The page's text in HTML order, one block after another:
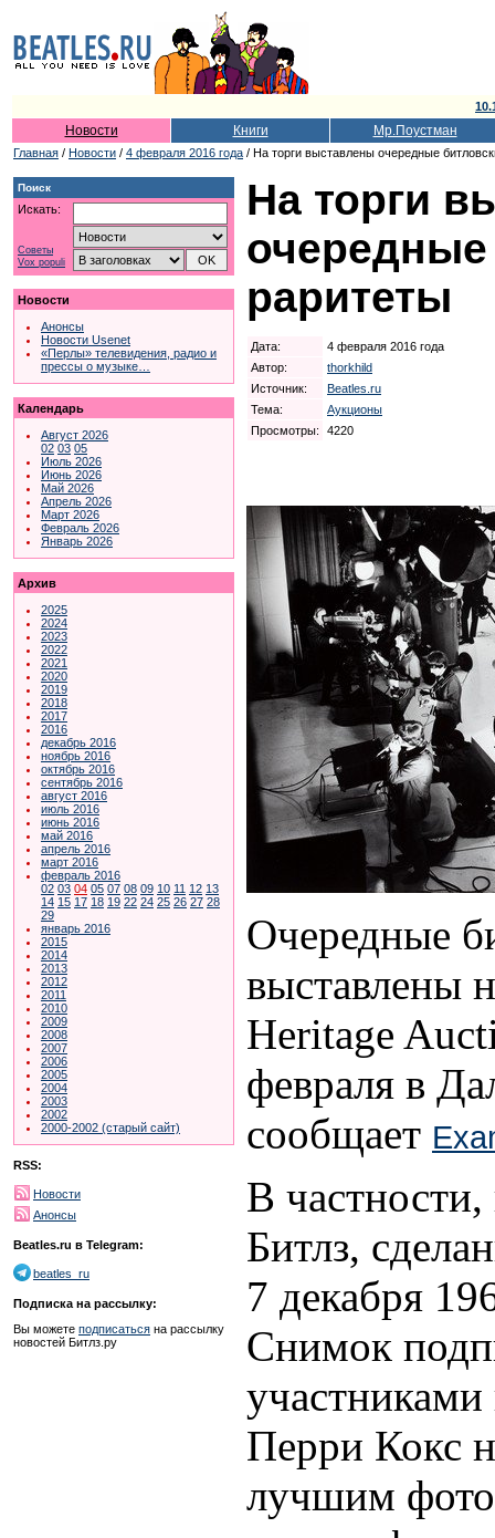
Новости Книги Мр.Поустман
Главная / Новости / 4 февраля 2016 года / На торги выставлены очередные
Поиск
Искать:
Советы
Vox populi
Новости
Анонсы
Новости Usenet
«Перлы» телевидения, радио и
прессы о музыке…
Календарь
Август 2026
02 03 05
Июль 2026
Июнь 2026
Май 2026
Апрель 2026
Март 2026
Февраль 2026
Январь 2026
Архив
2025
2024
2023
2022
2021
2020
2019
2018
2017
2016
декабрь 2016
ноябрь 2016
октябрь 2016
сентябрь 2016
август 2016
июль 2016
июнь 2016
май 2016
апрель 2016
март 2016
февраль 2016
02 03 04 05 07 08 09 10 11 12 13
14 15 17 18 19 22 24 25 26 27 28
29
январь 2016
2015
2014
2013
2012
2011
2010
2009
2008
2007
2006
2005
2004
2003
2002
2000-2002 (старый сайт)
RSS:
Новости
Анонсы
Beatles.ru в Telegram:
beatles_ru
Подписка на рассылку:
Вы можете подписаться на рассылку
новостей Битлз.ру
На торги
очередные
раритеты
Дата:
4 февраля 2016 года
Автор:
thorkhild
Источник:
Beatles.ru
Тема:
Аукционы
Просмотры:
4220
Очередные
выставлены
Heritage
февраля в
сообщает
В
Битлз,
7 декабря
Снимок
Перри Кокс
лучшим